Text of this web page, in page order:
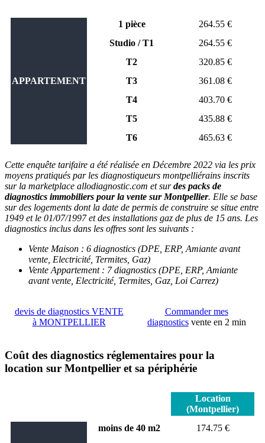
APPARTEMENT
1 pièce
264.55 €
Studio / T1
264.55 €
T2
320.85 €
T3
361.08 €
T4
403.70 €
T5
435.88 €
T6
465.63 €
Cette enquête tarifaire a été réalisée en Décembre 2022 via les prix
moyens pratiqués par les diagnostiqueurs montpelliérains inscrits
sur la marketplace allodiagnostic.com et surdes packs de
diagnostics immobiliers pour la vente sur Montpellier. Elle se base
sur des logements dont la date de permis de construire se situe entre
1949 et le 01/07/1997 et des installations gaz de plus de 15 ans. Les
diagnostics inclus dans les offres sont les suivants :
Vente Maison : 6 diagnostics (DPE, ERP, Amiante avant
vente, Electricité, Termites, Gaz)
Vente Appartement : 7 diagnostics (DPE, ERP, Amiante
avant vente, Electricité, Termites, Gaz, Loi Carrez)
devis de diagnostics VENTE
à MONTPELLIER
Commander mes
diagnosticsvente en 2 min
Coût des diagnostics réglementaires pour la
location sur Montpellier et sa périphérie
Location
(Montpellier)
moins de 40 m2
174.75 €